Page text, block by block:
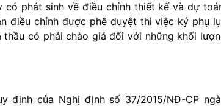
có phát sinh về điều chỉnh thiết kế và dự
điều chỉnh được phê duyệt thì việc ký phụ
có phải chào giá đối với những khối
định của Nghị định số 37/2015/NĐ-CP